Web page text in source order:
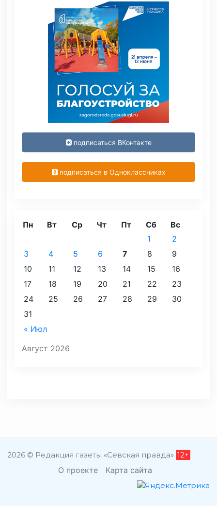
подписаться ВКонтакте
подписаться в Одноклассниках
Август 2026
Пн Вт Ср Чт Пт Сб Вс
« Июл
1
2
3
4 5 6 7 8
9
10
11 12 13 14 15
16
17
18 19 20 21 22
23
24
25 26 27 28 29
30
31
2026 © Редакция газеты «Севская правда» 12+
О проекте Карта сайта